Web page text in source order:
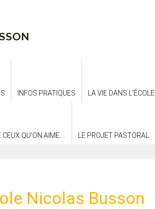
INFOS PRATIQUES LA VIE DANS L'ÉCOLE
QU'ON AIME.... LE PROJET PASTORAL
Nicolas Busson